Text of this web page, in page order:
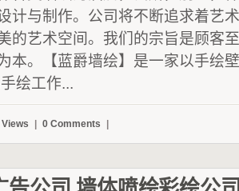
计与制作。公司将不断追求着艺
的艺术空间。我们的宗旨是顾客
本。【蓝爵墙绘】是一家以手绘
绘工作...
0 Comments